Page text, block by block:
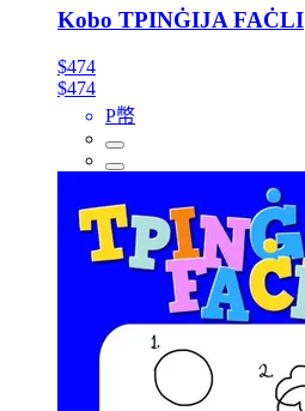
Kobo TPINĠIJA FAĊLI
$474
$474
P幣